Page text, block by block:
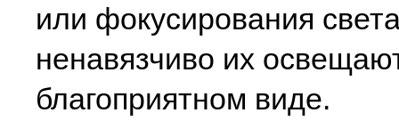
или фокусирования
ненавязчиво их
благоприятном виде.